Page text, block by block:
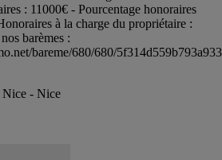
: 11000€ - Pourcentage honoraires
à la charge du propriétaire :
barèmes :
bareme/680/680/
Nice - Nice